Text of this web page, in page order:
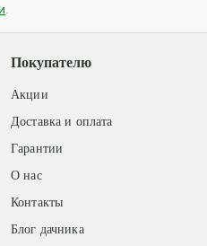
Покупателю
Акции
Доставка и оплата
Гарантии
О нас
Контакты
Блог дачника